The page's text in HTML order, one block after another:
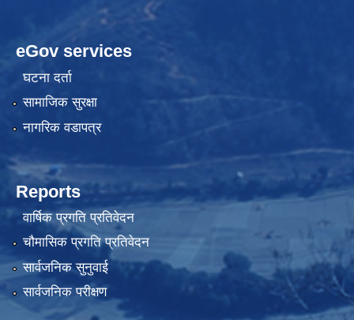
eGov services
घटना दर्ता
सामाजिक सुरक्षा
नागरिक वडापत्र
Reports
वार्षिक प्रगति प्रतिवेदन
चौमासिक प्रगति प्रतिवेदन
सार्वजनिक सुनुवाई
सार्वजनिक परीक्षण